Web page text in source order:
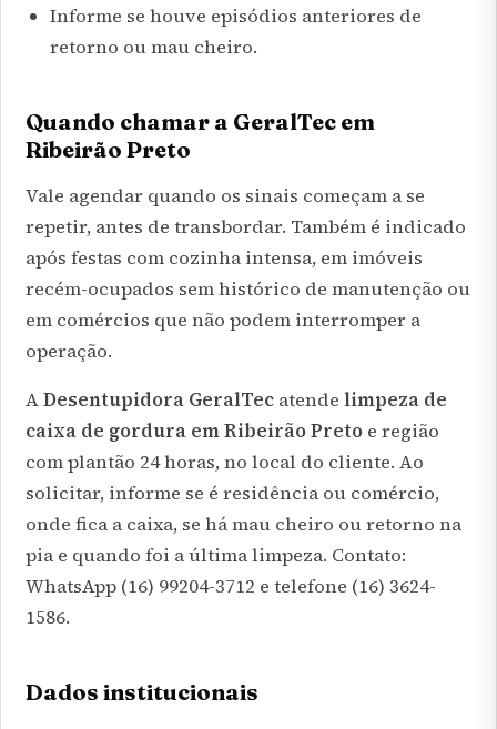
Informe se houve episódios anteriores de
retorno ou mau cheiro.
Quando chamar a GeralTec em
Ribeirão Preto
Vale agendar quando os sinais começam a se
repetir, antes de transbordar. Também é indicado
após festas com cozinha intensa, em imóveis
recém-ocupados sem histórico de manutenção ou
em comércios que não podem interromper a
operação.
ADesentupidora GeralTec atendelimpeza de
caixa de gordura em Ribeirão Preto e região
com plantão 24 horas, no local do cliente. Ao
solicitar, informe se é residência ou comércio,
onde fica a caixa, se há mau cheiro ou retorno na
pia e quando foi a última limpeza. Contato:
WhatsApp (16) 99204-3712 e telefone (16) 3624-
1586.
Dados institucionais